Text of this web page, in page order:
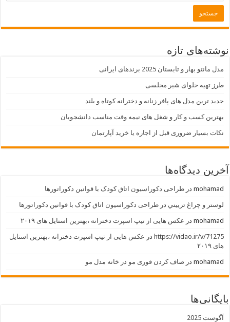
نوشته‌های تازه
مدل مانتو بهار و تابستان 2025 برندهای ایرانی
طرز تهیه حلوای شیر مجلسی
جدید ترین مدل های پافر زنانه و دخترانه کوتاه و بلند
بهترین کسب و کار و شغل های نیمه وقت مناسب دانشجویان
نکات بسیار ضروری قبل از اجاره یا خرید آپارتمان
آخرین دیدگاه‌ها
mohamad درطراحی دکوراسیون اتاق کودک با قوانین دکوراتورها
لوستر و چراغ تزييني درطراحی دکوراسیون اتاق کودک با قوانین دکوراتورها
mohamad در عکس هایی از تیپ اسپرت دخترانه ،بهترین استایل های ۲۰۱۹
https://vidao.ir/v/71275 در عکس هایی از تیپ اسپرت دخترانه ،بهترین استایل
های ۲۰۱۹
mohamad در صاف کردن فوری مو در خانه مدل مو
بایگانی‌ها
آگوست 2025